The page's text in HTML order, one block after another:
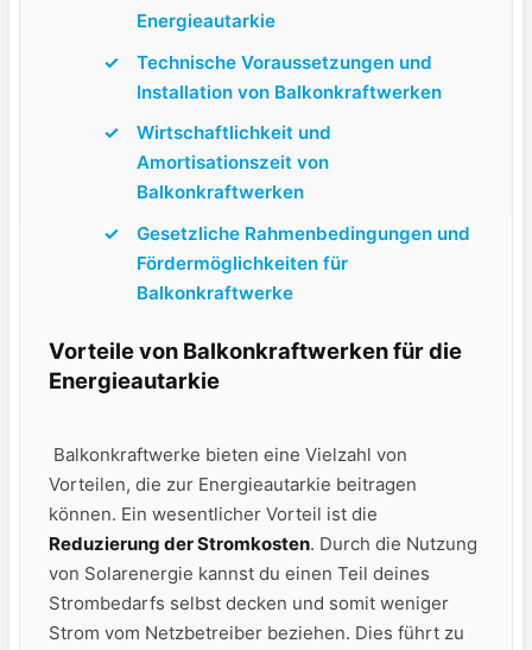
Energieautarkie
Technische Voraussetzungen und
Installation​ von Balkonkraftwerken
Wirtschaftlichkeit und
Amortisationszeit von
Balkonkraftwerken
Gesetzliche Rahmenbedingungen und
Fördermöglichkeiten für
Balkonkraftwerke
Vorteile von Balkonkraftwerken für die
Energieautarkie
⁤ Balkonkraftwerke⁢ bieten eine Vielzahl von
Vorteilen, die zur Energieautarkie beitragen
können. ​Ein wesentlicher Vorteil ist ​die​
Reduzierung ‍der Stromkosten. Durch die Nutzung
von Solarenergie kannst du einen⁤ Teil deines
Strombedarfs selbst decken und somit weniger
Strom vom Netzbetreiber ⁣beziehen.⁢ Dies führt zu